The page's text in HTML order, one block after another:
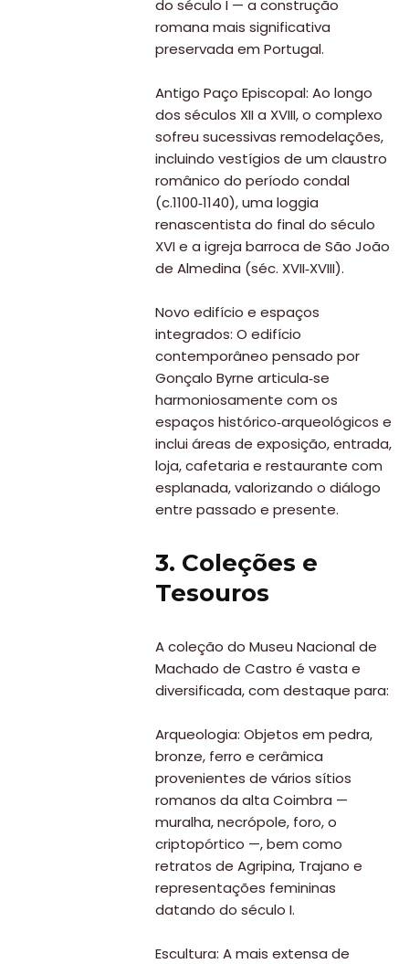
do século I — a construção
romana mais significativa
preservada em Portugal.
Antigo Paço Episcopal: Ao longo
dos séculos XII a XVIII, o complexo
sofreu sucessivas remodelações,
incluindo vestígios de um claustro
românico do período condal
(c.1100‑1140), uma loggia
renascentista do final do século
XVI e a igreja barroca de São João
de Almedina (séc. XVII‑XVIII).
Novo edifício e espaços
integrados: O edifício
contemporâneo pensado por
Gonçalo Byrne articula‑se
harmoniosamente com os
espaços histórico‑arqueológicos e
inclui áreas de exposição, entrada,
loja, cafetaria e restaurante com
esplanada, valorizando o diálogo
entre passado e presente.
3. Coleções e
Tesouros
A coleção do Museu Nacional de
Machado de Castro é vasta e
diversificada, com destaque para:
Arqueologia: Objetos em pedra,
bronze, ferro e cerâmica
provenientes de vários sítios
romanos da alta Coimbra —
muralha, necrópole, foro, o
criptopórtico —, bem como
retratos de Agripina, Trajano e
representações femininas
datando do século I.
Escultura: A mais extensa de